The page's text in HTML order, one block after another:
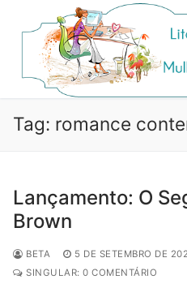
para
conteúdo
Pesquisar por:
Tag: romance
Lançamento: O
Brown
BETA 5 DE SETEMBRO DE
SINGULAR: 0 COMENTÁRIO